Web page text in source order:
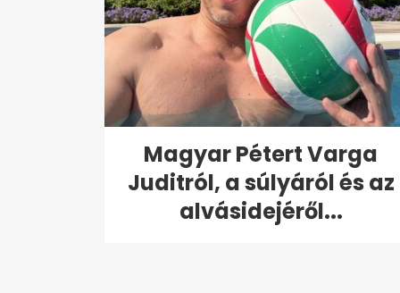
Magyar Pétert Varga
Juditról, a súlyáról és az
alvásidejéről...